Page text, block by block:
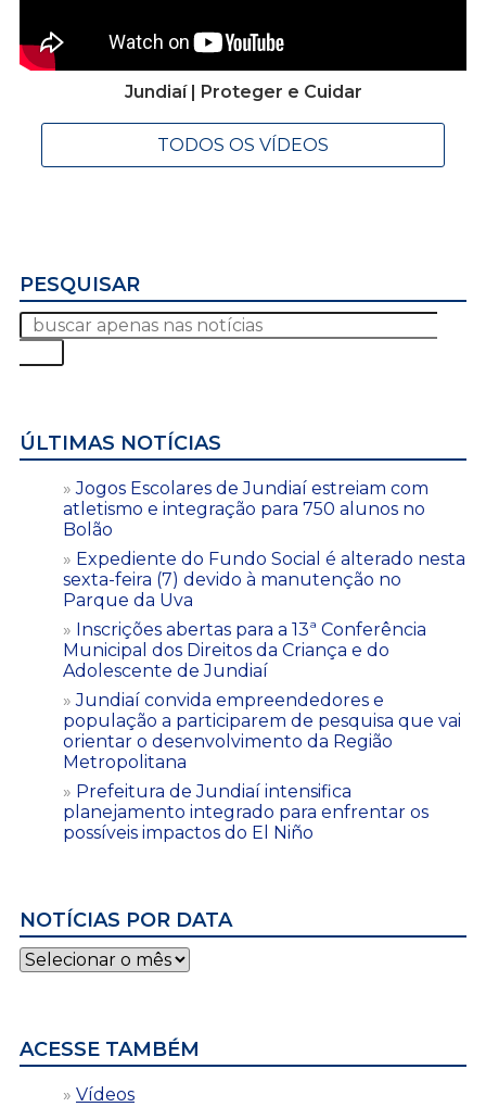
Jundiaí | Proteger e Cuidar
TODOS OS VÍDEOS
PESQUISAR
ÚLTIMAS NOTÍCIAS
Jogos Escolares de Jundiaí estreiam com
atletismo e integração para 750 alunos no
Bolão
Expediente do Fundo Social é alterado nesta
sexta-feira (7) devido à manutenção no
Parque da Uva
Inscrições abertas para a 13ª Conferência
Municipal dos Direitos da Criança e do
Adolescente de Jundiaí
Jundiaí convida empreendedores e
população a participarem de pesquisa que vai
orientar o desenvolvimento da Região
Metropolitana
Prefeitura de Jundiaí intensifica
planejamento integrado para enfrentar os
possíveis impactos do El Niño
NOTÍCIAS POR DATA
Notícias
por
ACESSE TAMBÉM
Vídeos